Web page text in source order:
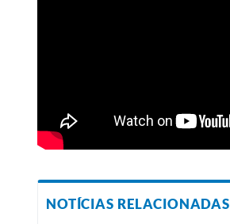
NOTÍCIAS RELACIONADAS